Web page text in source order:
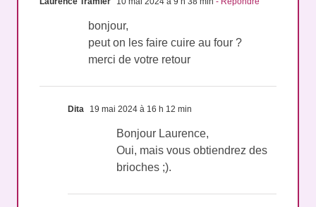
Laurence Tramier
bonjour,
peut on les faire cuire au four ?
19 mai 2024 à 16 h 12 min
Bonjour Laurence,
Oui, mais vous obtiendrez des